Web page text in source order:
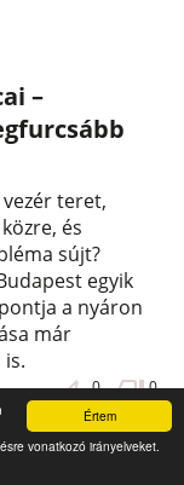
Értem
vonatkozó irányelveket.
–
teret,
és
sújt?
egyik
a nyáron
már
0 0